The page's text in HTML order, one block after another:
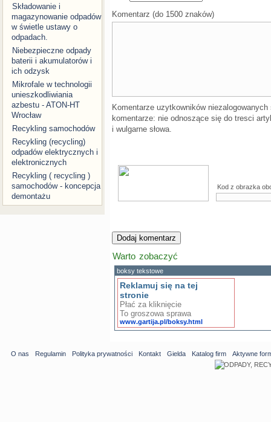
Składowanie i
magazynowanie odpadów
w świetle ustawy o
odpadach.
Niebezpieczne odpady
baterii i akumulatorów i
ich odzysk
Mikrofale w technologii
unieszkodliwiania
azbestu - ATON-HT
Wrocław
Recykling samochodów
Recykling (recycling)
odpadów elektrycznych i
elektronicznych
Recykling ( recycling )
samochodów - koncepcja
demontażu
Komentarz (do 1500 znaków)
Komentarze uzytkowników
komentarze: nie odnoszące się do tresci
i wulgarne słowa.
Kod z obrazka
Warto zobaczyć
boksy tekstowe
Reklamuj się na tej
stronie
Płać za kliknięcie
To groszowa sprawa
www.gartija.pl/boksy.html
O nas Regulamin Polityka prywatności Kontakt Gielda Katalog firm Aktywne